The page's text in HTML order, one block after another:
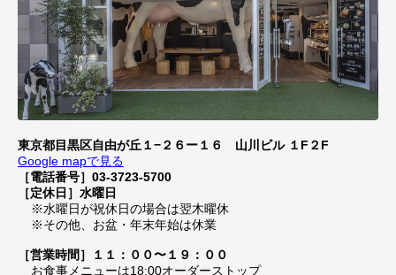
東京都目黒区自由が丘１−２６ー１６ 山川ビル １F２F
Google mapで見る
［電話番号］03-3723-5700
［定休日］水曜日
※水曜日が祝休日の場合は翌木曜休
※その他、お盆・年末年始は休業
［営業時間］１１：００〜１９：００
お食事メニューは18:00オーダーストップ